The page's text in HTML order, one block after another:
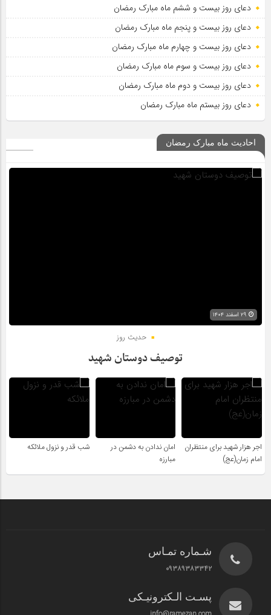
دعای روز بیست و ششم ماه مبارک رمضان
دعای روز بیست و پنجم ماه مبارک رمضان
دعای روز بیست و چهارم ماه مبارک رمضان
دعای روز بیست و سوم ماه مبارک رمضان
دعای روز بیست و دوم ماه مبارک رمضان
دعای روز بیستم ماه مبارک رمضان
احادیث ماه مبارک رمضان
حدیث روز
توصیف دوستان شهید
اجر هزار شهید برای منتظران
امام زمان(عج)
امان ندادن به دشمن در
مبارزه
شب قدر و نزول ملائکه
شـماره تمـاس
۰۹۳۸۹۳۸۳۳۴۲
پسـت الـکترونیـکی